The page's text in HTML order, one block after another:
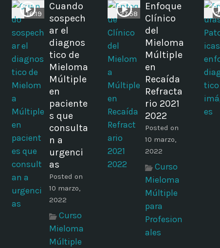
16:19
Cuando
sospech
ar el
diagnos
tico de
Mieloma
Múltiple
en
paciente
s que
consulta
n a
urgenci
as
Posted on
10 marzo,
2022
Curso
Mieloma
Múltiple
27:58
Enfoque
Clínico
del
Mieloma
Múltiple
en
Recaída
Refracta
rio 2021
2022
Posted on
10 marzo,
2022
Curso
Mieloma
Múltiple
para
Profesion
ales